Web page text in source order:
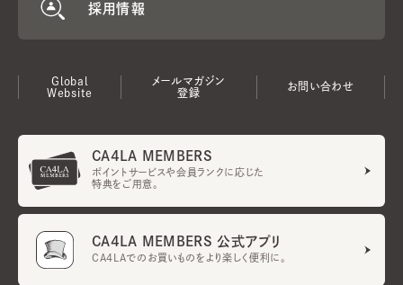
採用情報
Global
Website
メールマガジン
登録
お問い合わせ
CA4LA MEMBERS
ポイントサービスや会員ランクに応じた
特典をご用意。
CA4LA MEMBERS 公式アプリ
CA4LAでのお買いものをより楽しく便利に。